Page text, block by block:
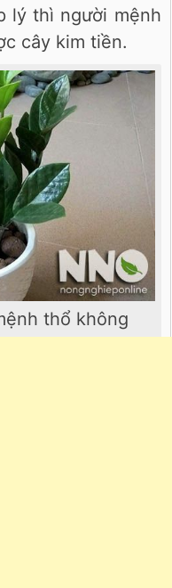
lý thì người mệnh
cây kim tiền.
thổ không